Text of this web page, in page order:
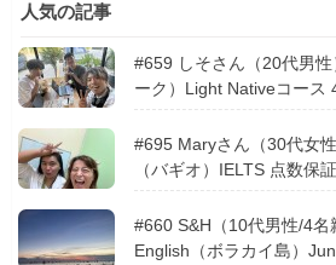
人気の記事
#659 しそさん（20代男
ーク）Light Nativeコース
#695 Maryさん（30代女
（バギオ）IELTS 点数保
#660 S&H（10代男性/4
English（ボラカイ島）